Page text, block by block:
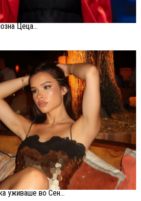
Цеца...
уживаше во Сен...